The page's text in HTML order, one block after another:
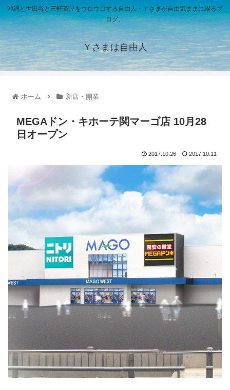
沖縄と世田谷と三軒茶屋をウロウロする自由人・Ｙさまが自由気ままに綴るブ
ログ。
Ｙさまは自由人
ホーム 新店・開業
MEGAドン・キホーテ関マーゴ店 10月28
日オープン
2017.10.26 2017.10.11